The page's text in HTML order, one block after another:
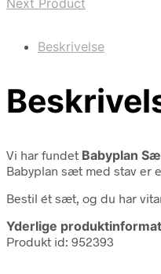
Beskrivelse
Vi har fundet Babyplan
Babyplan sæt med stav er
Bestil ét sæt, og du har
Yderlige
Produkt id: 952393